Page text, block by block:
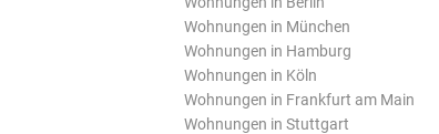
Wohnungen in München
Wohnungen in Hamburg
Wohnungen in Köln
Wohnungen in Frankfurt am Main
Wohnungen in Stuttgart